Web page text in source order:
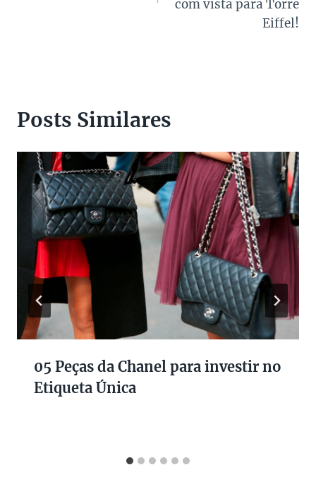
com vista para Torre
Eiffel!
Posts Similares
05 Peças da Chanel para investir no
Etiqueta Única